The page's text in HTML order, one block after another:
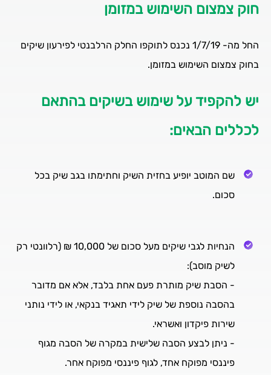
חוק צמצום השימוש במזומן
החל מה- 1/7/19 נכנס לתוקפו החלק הרלבנטי לפירעון שיקים
בחוק צמצום השימוש במזומן.
יש להקפיד על שימוש בשיקים בהתאם
לכללים הבאים:
שם המוטב יופיע בחזית השיק וחתימתו בגב שיק בכל
סכום.
הנחיות לגבי שיקים מעל סכום של 10,000 ₪ (רלוונטי רק
לשיק מוסב):
- הסבת שיק מותרת פעם אחת בלבד, אלא אם מדובר
בהסבה נוספת של שיק לידי תאגיד בנקאי, או לידי נותני
שירות פיקדון ואשראי.
- ניתן לבצע הסבה שלישית במקרה של הסבה מגוף
פיננסי מפוקח אחד, לגוף פיננסי מפוקח אחר.